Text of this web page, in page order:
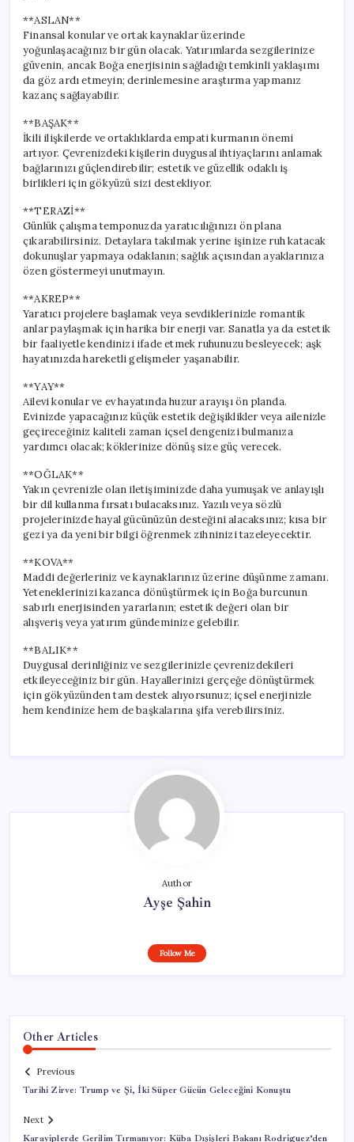
**ASLAN**
Finansal konular ve ortak kaynaklar üzerinde
yoğunlaşacağınız bir gün olacak. Yatırımlarda sezgilerinize
güvenin, ancak Boğa enerjisinin sağladığı temkinli yaklaşımı
da göz ardı etmeyin; derinlemesine araştırma yapmanız
kazanç sağlayabilir.
**BAŞAK**
İkili ilişkilerde ve ortaklıklarda empati kurmanın önemi
artıyor. Çevrenizdeki kişilerin duygusal ihtiyaçlarını anlamak
bağlarınızı güçlendirebilir; estetik ve güzellik odaklı iş
birlikleri için gökyüzü sizi destekliyor.
**TERAZİ**
Günlük çalışma temponuzda yaratıcılığınızı ön plana
çıkarabilirsiniz. Detaylara takılmak yerine işinize ruh katacak
dokunuşlar yapmaya odaklanın; sağlık açısından ayaklarınıza
özen göstermeyi unutmayın.
**AKREP**
Yaratıcı projelere başlamak veya sevdiklerinizle romantik
anlar paylaşmak için harika bir enerji var. Sanatla ya da estetik
bir faaliyetle kendinizi ifade etmek ruhunuzu besleyecek; aşk
hayatınızda hareketli gelişmeler yaşanabilir.
**YAY**
Ailevi konular ve ev hayatında huzur arayışı ön planda.
Evinizde yapacağınız küçük estetik değişiklikler veya ailenizle
geçireceğiniz kaliteli zaman içsel dengenizi bulmanıza
yardımcı olacak; köklerinize dönüş size güç verecek.
**OĞLAK**
Yakın çevrenizle olan iletişiminizde daha yumuşak ve anlayışlı
bir dil kullanma fırsatı bulacaksınız. Yazılı veya sözlü
projelerinizde hayal gücünüzün desteğini alacaksınız; kısa bir
gezi ya da yeni bir bilgi öğrenmek zihninizi tazeleyecektir.
**KOVA**
Maddi değerleriniz ve kaynaklarınız üzerine düşünme zamanı.
Yeteneklerinizi kazanca dönüştürmek için Boğa burcunun
sabırlı enerjisinden yararlanın; estetik değeri olan bir
alışveriş veya yatırım gündeminize gelebilir.
**BALIK**
Duygusal derinliğiniz ve sezgilerinizle çevrenizdekileri
etkileyeceğiniz bir gün. Hayallerinizi gerçeğe dönüştürmek
için gökyüzünden tam destek alıyorsunuz; içsel enerjinizle
hem kendinize hem de başkalarına şifa verebilirsiniz.
Author
Ayşe Şahin
Follow Me
Other Articles
Previous
Tarihi Zirve: Trump ve Şi, İki Süper Gücün Geleceğini Konuştu
Next
Karayiplerde Gerilim Tırmanıyor: Küba Dışişleri Bakanı Rodriguez’den